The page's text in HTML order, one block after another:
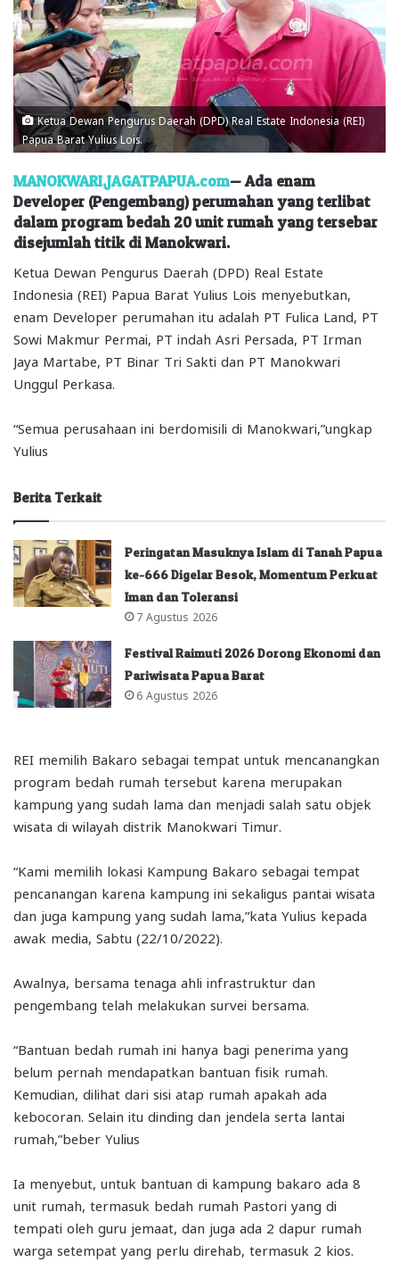
Ketua Dewan Pengurus Daerah (DPD) Real Estate Indonesia (REI)
Papua Barat Yulius Lois.
MANOKWARI,JAGATPAPUA.com— Ada enam
Developer (Pengembang) perumahan yang terlibat
dalam program bedah 20 unit rumah yang tersebar
disejumlah titik di Manokwari.
Ketua Dewan Pengurus Daerah (DPD) Real Estate
Indonesia (REI) Papua Barat Yulius Lois menyebutkan,
enam Developer perumahan itu adalah PT Fulica Land, PT
Sowi Makmur Permai, PT indah Asri Persada, PT Irman
Jaya Martabe, PT Binar Tri Sakti dan PT Manokwari
Unggul Perkasa.
“Semua perusahaan ini berdomisili di Manokwari,”ungkap
Yulius
Berita Terkait
Peringatan Masuknya Islam di Tanah Papua
ke-666 Digelar Besok, Momentum Perkuat
Iman dan Toleransi
7 Agustus 2026
Festival Raimuti 2026 Dorong Ekonomi dan
Pariwisata Papua Barat
6 Agustus 2026
REI memilih Bakaro sebagai tempat untuk mencanangkan
program bedah rumah tersebut karena merupakan
kampung yang sudah lama dan menjadi salah satu objek
wisata di wilayah distrik Manokwari Timur.
“Kami memilih lokasi Kampung Bakaro sebagai tempat
pencanangan karena kampung ini sekaligus pantai wisata
dan juga kampung yang sudah lama,”kata Yulius kepada
awak media, Sabtu (22/10/2022).
Awalnya, bersama tenaga ahli infrastruktur dan
pengembang telah melakukan survei bersama.
“Bantuan bedah rumah ini hanya bagi penerima yang
belum pernah mendapatkan bantuan fisik rumah.
Kemudian, dilihat dari sisi atap rumah apakah ada
kebocoran. Selain itu dinding dan jendela serta lantai
rumah,”beber Yulius
Ia menyebut, untuk bantuan di kampung bakaro ada 8
unit rumah, termasuk bedah rumah Pastori yang di
tempati oleh guru jemaat, dan juga ada 2 dapur rumah
warga setempat yang perlu direhab, termasuk 2 kios.